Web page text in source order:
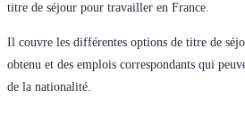
titre de séjour pour travailler en France.
Il couvre les différentes options de titre de
obtenu et des emplois correspondants qui
de la nationalité.